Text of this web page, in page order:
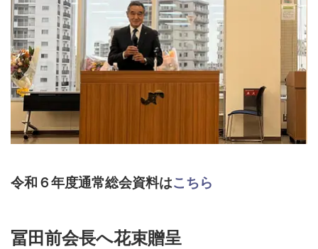
令和６年度通常総会資料はこちら
冨田前会長へ花束贈呈